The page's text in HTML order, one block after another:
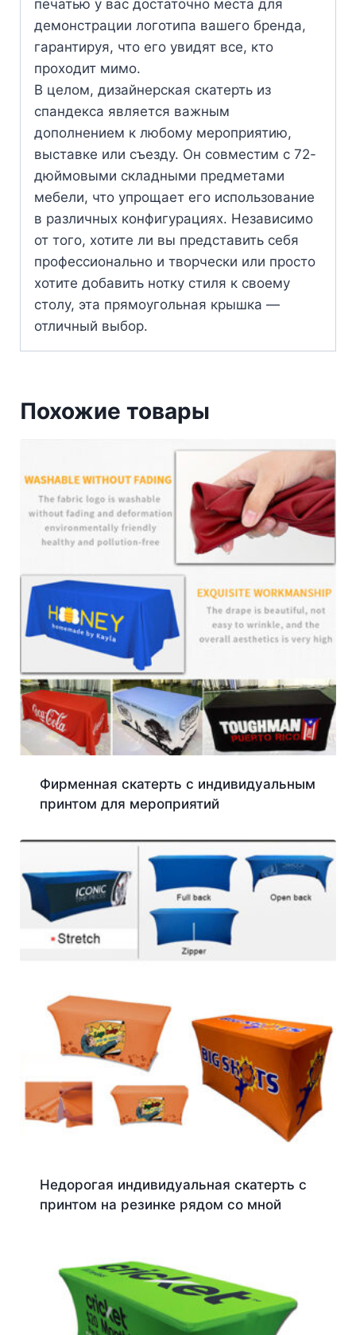
печатью у вас достаточно места для
демонстрации логотипа вашего бренда,
гарантируя, что его увидят все, кто
проходит мимо.
В целом, дизайнерская скатерть из
спандекса является важным
дополнением к любому мероприятию,
выставке или съезду. Он совместим с 72-
дюймовыми складными предметами
мебели, что упрощает его использование
в различных конфигурациях. Независимо
от того, хотите ли вы представить себя
профессионально и творчески или просто
хотите добавить нотку стиля к своему
столу, эта прямоугольная крышка —
отличный выбор.
Похожие товары
Фирменная скатерть с индивидуальным
принтом для мероприятий
Недорогая индивидуальная скатерть с
принтом на резинке рядом со мной